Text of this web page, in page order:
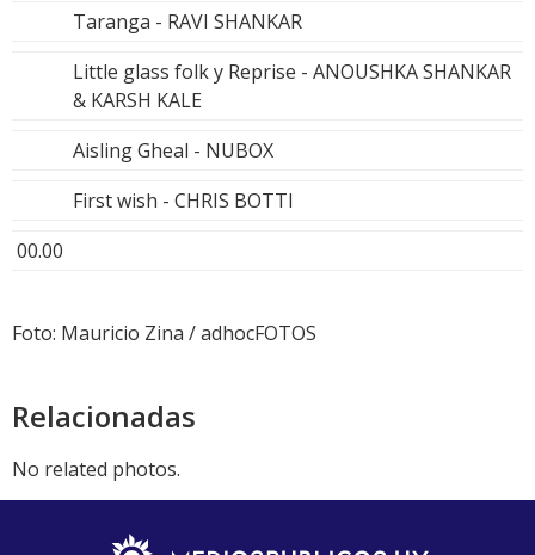
Taranga - RAVI SHANKAR
Little glass folk y Reprise - ANOUSHKA SHANKAR
& KARSH KALE
Aisling Gheal - NUBOX
First wish - CHRIS BOTTI
00.00
Foto: Mauricio Zina / adhocFOTOS
Relacionadas
No related photos.